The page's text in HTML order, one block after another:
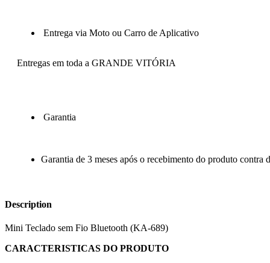
Entrega via Moto ou Carro de Aplicativo
Entregas em toda a GRANDE VITÓRIA
Garantia
Garantia de 3 meses após o recebimento do produto contra
Description
Mini Teclado sem Fio Bluetooth (KA-689)
CARACTERISTICAS DO PRODUTO